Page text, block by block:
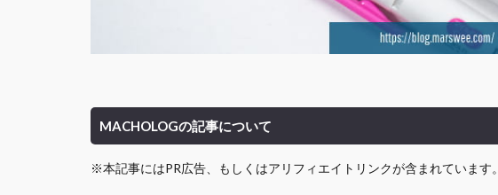
MACHOLOGの記事について
※本記事にはPR広告、もしくはアリフィエイトリンクが含まれています。